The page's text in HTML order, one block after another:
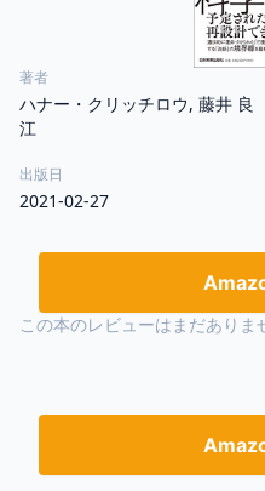
著者
ハナー・クリッチロウ, 藤井 良
江
出版日
2021-02-27
この本のレビューはまだありま